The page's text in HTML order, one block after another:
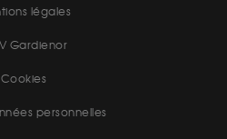
légales
Gardienor
Cookies
personnelles